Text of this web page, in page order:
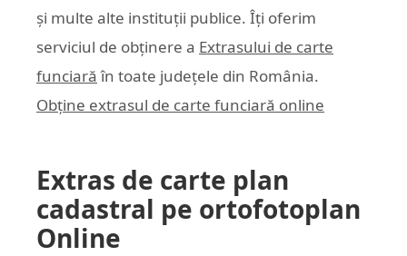
și multe alte instituții publice. Îți oferim
serviciul de obținere a Extrasului de carte
funciară în toate județele din România.
Obține extrasul de carte funciară online
Extras de carte plan
cadastral pe ortofotoplan
Online